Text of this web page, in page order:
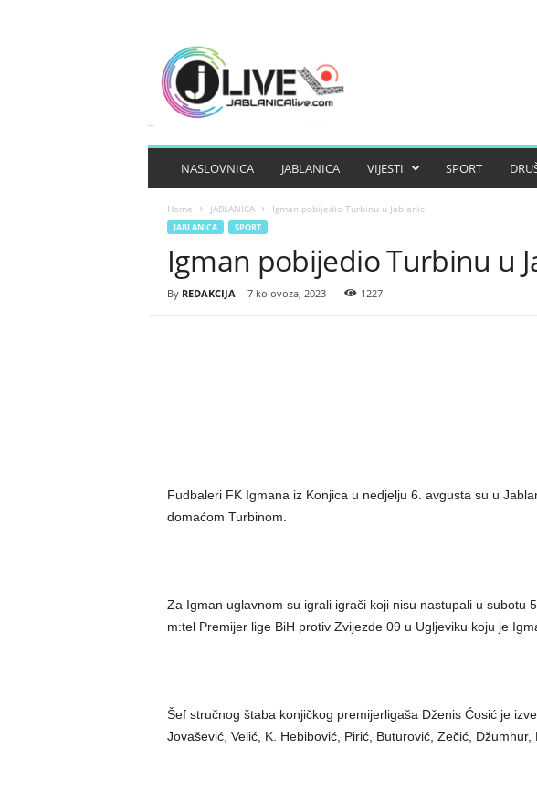
NASLOVNICA JABLANICA VIJESTI SPORT
Home JABLANICA Igman pobijedio Turbinu u Jablanici
JABLANICA SPORT
Igman pobijedio Turbinu u
By REDAKCIJA- 7 kolovoza, 2023 1227
Fudbaleri FK Igmana iz Konjica u nedjelju 6. avgusta su u
domaćom Turbinom.
Za Igman uglavnom su igrali igrači koji nisu nastupali u subotu
m:tel Premijer lige BiH protiv Zvijezde 09 u Ugljeviku koju je
Šef stručnog štaba konjičkog premijerligaša Dženis Ćosić je
Jovašević, Velić, K. Hebibović, Pirić, Buturović, Zečić, Džumhur,